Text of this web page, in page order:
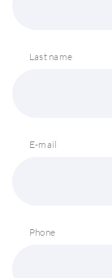
Last name
E-mail
Phone